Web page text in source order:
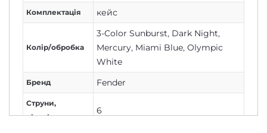
Комплектація кейс
Колір/обробка
3-Color Sunburst, Dark Night,
Mercury, Miami Blue, Olympic
White
Бренд Fender
Струни,
кількість
6